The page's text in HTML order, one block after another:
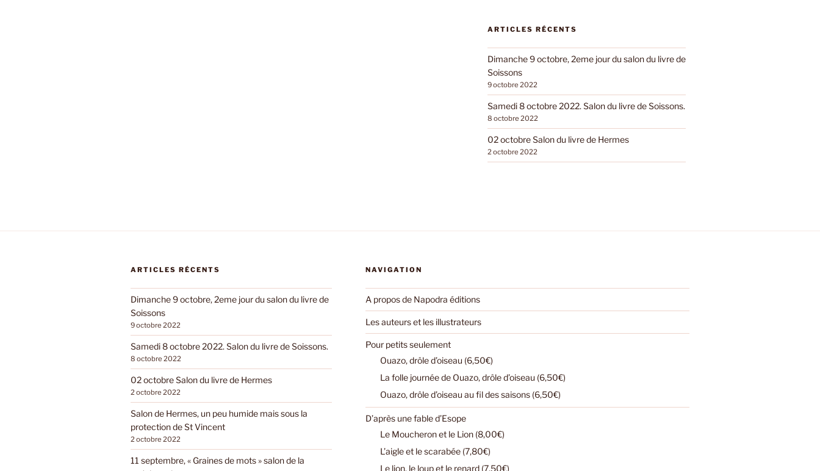
ARTICLES RÉCENTS
Dimanche 9 octobre, 2eme jour du salon du livre de
Soissons
9 octobre 2022
Samedi 8 octobre 2022. Salon du livre de Soissons.
8 octobre 2022
02 octobre Salon du livre de Hermes
2 octobre 2022
ARTICLES RÉCENTS
Dimanche 9 octobre, 2eme jour du salon du livre de
Soissons
9 octobre 2022
Samedi 8 octobre 2022. Salon du livre de Soissons.
8 octobre 2022
02 octobre Salon du livre de Hermes
2 octobre 2022
Salon de Hermes, un peu humide mais sous la
protection de St Vincent
2 octobre 2022
11 septembre, « Graines de mots » salon de la
NAVIGATION
A propos de Napodra éditions
Les auteurs et les illustrateurs
Pour petits seulement
Ouazo, drôle d’oiseau (6,50€)
La folle journée de Ouazo, drôle d’oiseau (6,50€)
Ouazo, drôle d’oiseau au fil des saisons (6,50€)
D’après une fable d’Esope
Le Moucheron et le Lion (8,00€)
L’aigle et le scarabée (7,80€)
Le lion, le loup et le renard (7,50€)